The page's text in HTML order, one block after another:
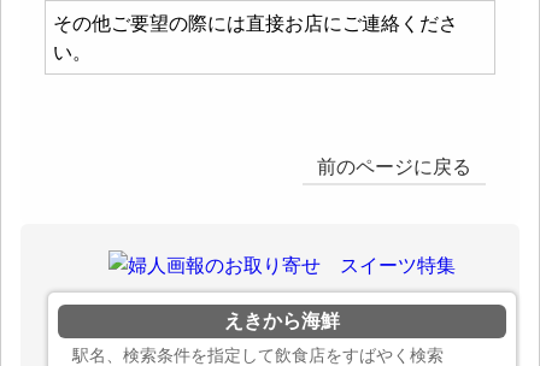
その他ご要望の際には直接お店にご連絡くださ
い。
前のページに戻る
えきから海鮮
駅名、検索条件を指定して飲食店をすばやく検索